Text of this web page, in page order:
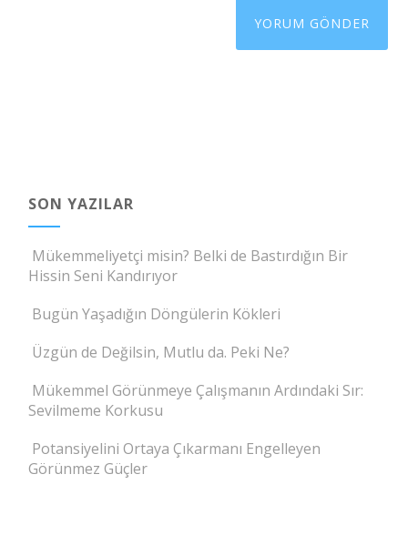
SON YAZILAR
Mükemmeliyetçi misin? Belki de Bastırdığın Bir
Hissin Seni Kandırıyor
Bugün Yaşadığın Döngülerin Kökleri
Üzgün de Değilsin, Mutlu da. Peki Ne?
Mükemmel Görünmeye Çalışmanın Ardındaki Sır:
Sevilmeme Korkusu
Potansiyelini Ortaya Çıkarmanı Engelleyen
Görünmez Güçler